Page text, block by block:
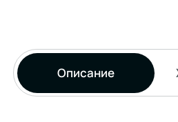
Описание